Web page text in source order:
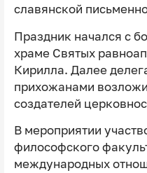
славянской
Праздник начался с
храме Святых
Кирилла. Далее
прихожанами
создателей
В мероприятии
философского
международных